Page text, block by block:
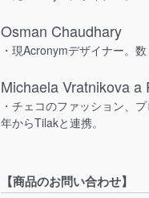
Osman Chaudhary
・現Acronymデザイナー。
Michaela Vratnikova a
・チェコのファッション、
年からTilakと連携。
【商品のお問い合わせ】